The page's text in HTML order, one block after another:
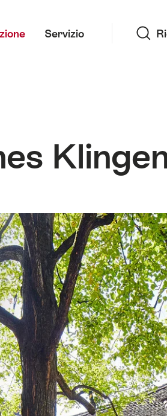
Servizio